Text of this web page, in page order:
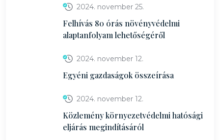
2024. november 25.
Felhívás 80 órás növényvédelmi
alaptanfolyam lehetőségéről
2024. november 12.
Egyéni gazdaságok összeírása
2024. november 12.
Közlemény környezetvédelmi hatósági
eljárás megindításáról